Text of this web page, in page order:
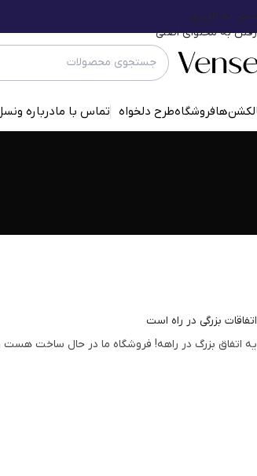
عبور به ناوبری
رفتن به محتوای اصلی
فروشگاهطرح دلخواه تماس با مادرباره
اتفاقات بزرگی در راه است
یه اتفاق بزرگ در راهه! فروشگاه ما در حال ساخت هست